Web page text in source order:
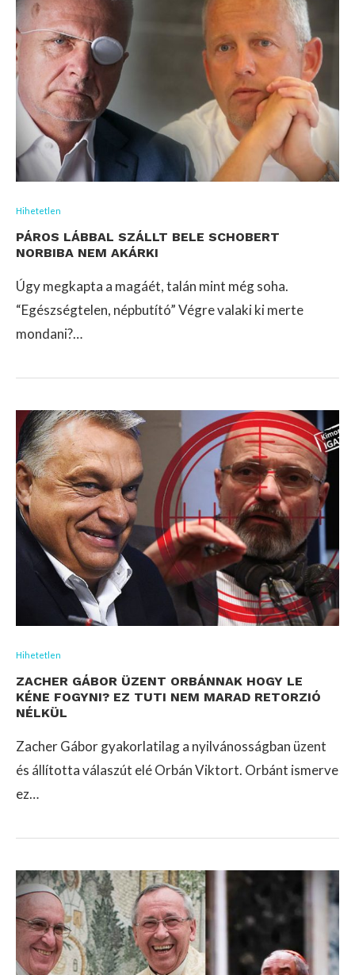
Hihetetlen
PÁROS LÁBBAL SZÁLLT BELE SCHOBERT
NORBIBA NEM AKÁRKI
Úgy megkapta a magáét, talán mint még soha.
“Egészségtelen, népbutító” Végre valaki ki merte
mondani?…
Hihetetlen
ZACHER GÁBOR ÜZENT ORBÁNNAK HOGY LE
KÉNE FOGYNI? EZ TUTI NEM MARAD RETORZIÓ
NÉLKÜL
Zacher Gábor gyakorlatilag a nyilvánosságban üzent
és állította válaszút elé Orbán Viktort. Orbánt ismerve
ez…